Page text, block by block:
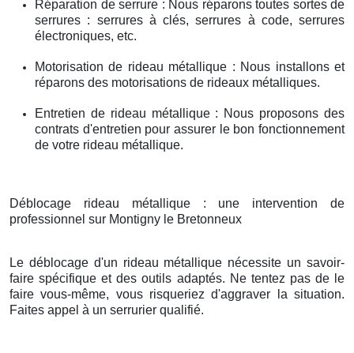
Réparation de serrure : Nous réparons toutes sortes de
serrures : serrures à clés, serrures à code, serrures
électroniques, etc.
Motorisation de rideau métallique : Nous installons et
réparons des motorisations de rideaux métalliques.
Entretien de rideau métallique : Nous proposons des
contrats d'entretien pour assurer le bon fonctionnement
de votre rideau métallique.
Déblocage rideau métallique : une intervention de
professionnel sur Montigny le Bretonneux
Le déblocage d'un rideau métallique nécessite un savoir-
faire spécifique et des outils adaptés. Ne tentez pas de le
faire vous-même, vous risqueriez d'aggraver la situation.
Faites appel à un serrurier qualifié.